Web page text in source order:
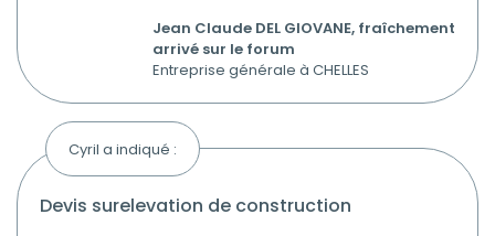
Jean Claude DEL GIOVANE, fraîchement
arrivé sur le forum
Entreprise générale à CHELLES
Cyril a indiqué :
devis surelevation de construction